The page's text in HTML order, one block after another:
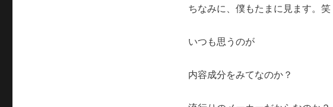
ちなみに、僕もたまに見ます。笑
いつも思うのが
内容成分をみてなのか？